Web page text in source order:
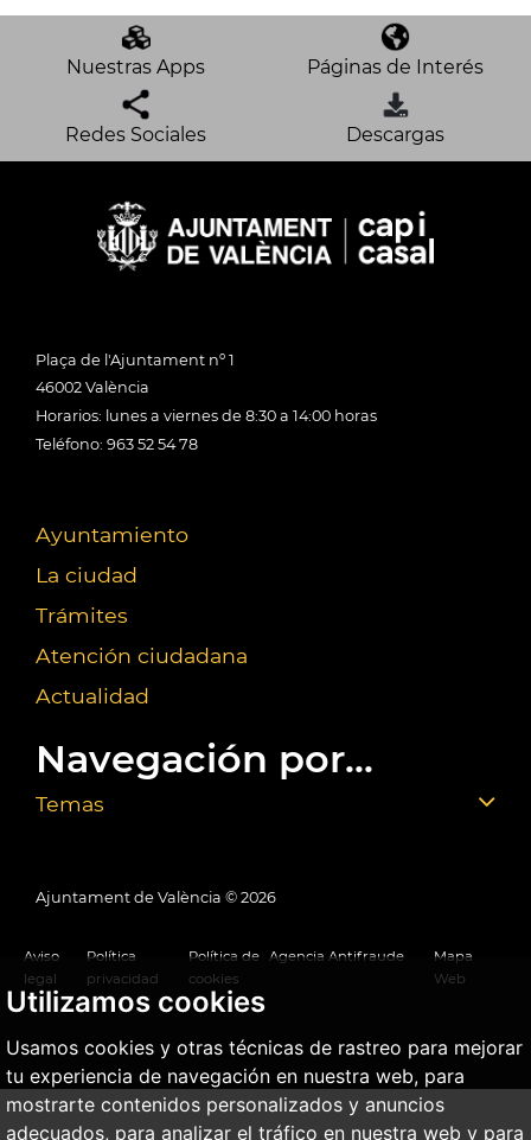
Utilizamos cookies
Usamos cookies y otras técnicas de rastreo para mejorar
tu experiencia de navegación en nuestra web, para
mostrarte contenidos personalizados y anuncios
adecuados, para analizar el tráfico en nuestra web y para
Nuestras Apps Páginas de Interés
Redes Sociales Descargas
Plaça de l'Ajuntament nº 1
46002 València
Horarios: lunes a viernes de 8:30 a 14:00 horas
Teléfono: 963 52 54 78
Ayuntamiento
La ciudad
Trámites
Atención ciudadana
Actualidad
Navegación por...
Temas
Ajuntament de València © 2026
Aviso
legal
Política
privacidad
Política de
cookies
Agencia Antifraude
Mapa
Web